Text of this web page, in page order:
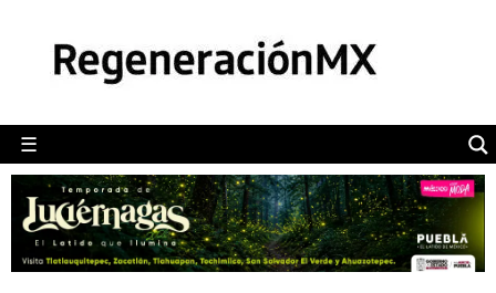
☰
POLÍTICA
CAMALEÓN
OPINIÓN
DEPORTES